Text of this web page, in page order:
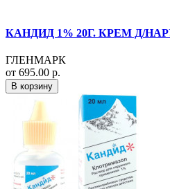
КАНДИД 1% 20Г. КРЕМ Д/
ГЛЕНМАРК
от 695.00 р.
В корзину